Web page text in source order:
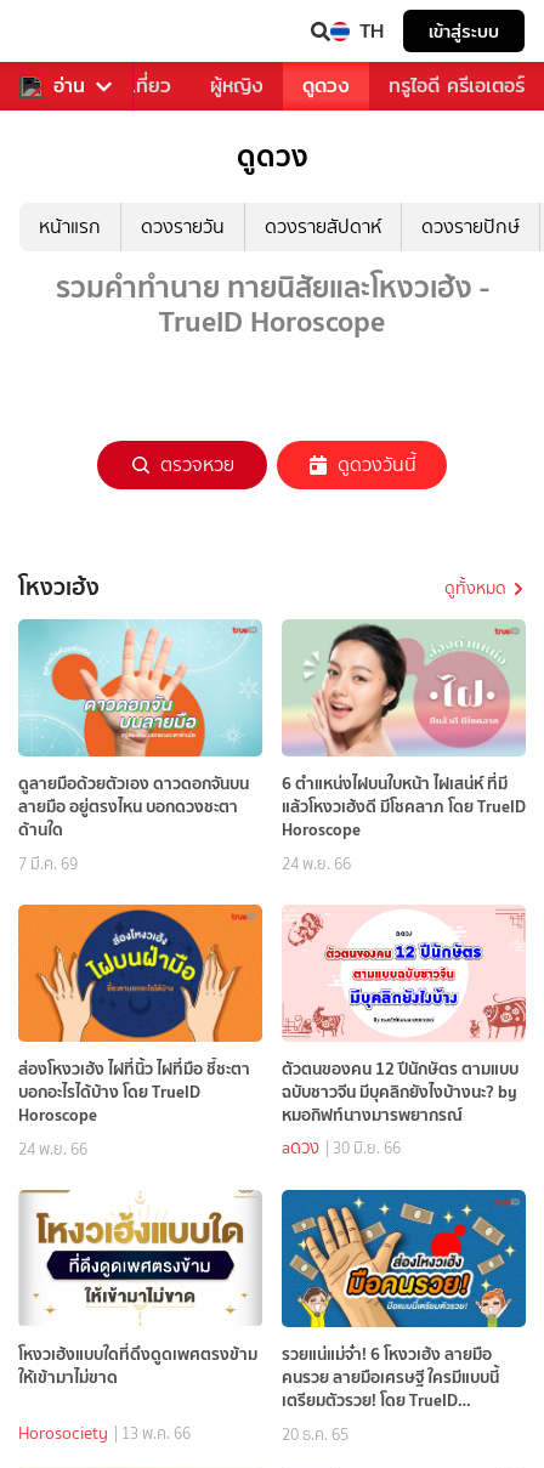
TH เข้าสู่ระบบ
อ่าน
อาหาร ท่องเที่ยว ผู้หญิง ดูดวง ทรูไอดี ครีเอเตอร์
ดูดวง
หน้าแรก ดวงรายวัน ดวงรายสัปดาห์ ดวงรายปักษ์
รวมคำทำนาย ทายนิสัยและโหงวเฮ้ง -
TrueID Horoscope
ตรวจหวย ดูดวงวันนี้
โหงวเฮ้ง ดูทั้งหมด
ดูลายมือด้วยตัวเอง ดาวดอกจันบน
ลายมือ อยู่ตรงไหน บอกดวงชะตา
ด้านใด
7 มี.ค. 69
6 ตำแหน่งไฝบนใบหน้า ไฝเสน่ห์ ที่มี
แล้วโหงวเฮ้งดี มีโชคลาภ โดย TrueID
Horoscope
24 พ.ย. 66
ส่องโหงวเฮ้ง ไฝที่นิ้ว ไฝที่มือ ชี้ชะตา
บอกอะไรได้บ้าง โดย TrueID
Horoscope
24 พ.ย. 66
ตัวตนของคน 12 ปีนักษัตร ตามแบบ
ฉบับชาวจีน มีบุคลิกยังไงบ้างนะ? by
หมอกิฟท์นางมารพยากรณ์
aดวง | 30 มิ.ย. 66
โหงวเฮ้งแบบใดที่ดึงดูดเพศตรงข้าม
ให้เข้ามาไม่ขาด
Horosociety | 13 พ.ค. 66
รวยแน่แม่จ๋า! 6 โหงวเฮ้ง ลายมือ
คนรวย ลายมือเศรษฐี ใครมีแบบนี้
เตรียมตัวรวย! โดย TrueID
Horoscope
20 ธ.ค. 65